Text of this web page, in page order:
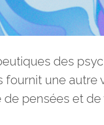
des
fournit une
de pensées et